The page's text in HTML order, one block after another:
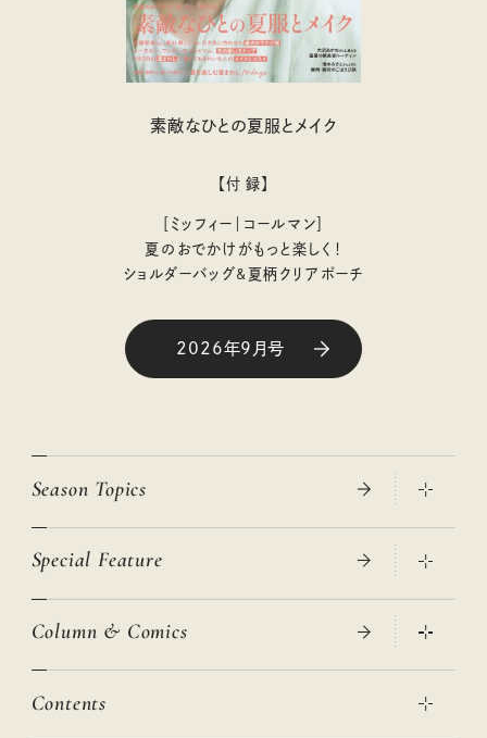
素敵なひとの夏服とメイク
【付 録】
［ミッフィー｜コールマン］
夏のおでかけがもっと楽しく！
ショルダーバッグ&夏柄クリアポーチ
2026年9月号
Season Topics
真夏のひんやりグッズ 2026
ニトリ・イケア・無印良品で賢くおしゃれなインテリア
絶品、お餅レシピ大集合！
Special Feature
2026年春夏 トレンドファッションニュース
女子旅おすすめスポット 暮らすように心地いいリンネル旅ガイ
Column & Comics
ぐれいさん
Contents